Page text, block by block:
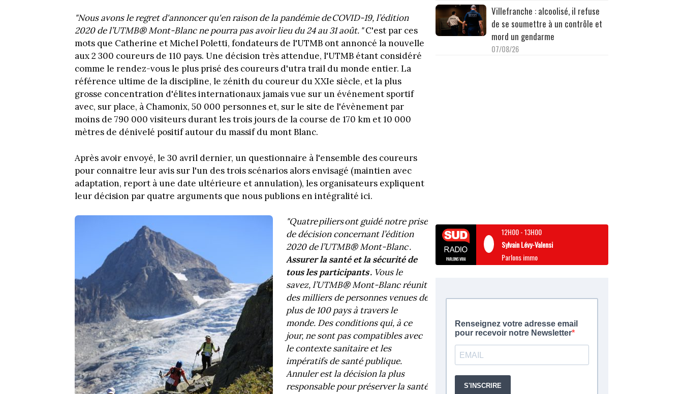
"Nous avons le regret d'annoncer qu'en raison de la pandémie de COVID-19, l’édition
2020 de l’UTMB® Mont-Blanc ne pourra pas avoir lieu du 24 au 31 août. "C'est par ces
mots que Catherine et Michel Poletti, fondateurs de l'UTMB ont annoncé la nouvelle
aux 2 300 coureurs de 110 pays. Une décision très attendue, l'UTMB étant considéré
comme le rendez-vous le plus prisé des coureurs d'utra trail du monde entier. La
référence ultime de la discipline, le zénith du coureur du XXIe siècle, et la plus
grosse concentration d'élites internationaux jamais vue sur un événement sportif
avec, sur place, à Chamonix, 50 000 personnes et, sur le site de l'évènement par
moins de 790 000 visiteurs durant les trois jours de la course de 170 km et 10 000
mètres de dénivelé positif autour du massif du mont Blanc.
Après avoir envoyé, le 30 avril dernier, un questionnaire à l'ensemble des coureurs
pour connaitre leur avis sur l'un des trois scénarios alors envisagé (maintien avec
adaptation, report à une date ultérieure et annulation), les organisateurs expliquent
leur décision par quatre arguments que nous publions en intégralité ici.
"Quatre piliers ont guidé notre prise
de décision concernant l’édition
2020 de l’UTMB® Mont-Blanc .
Assurer la santé et la sécurité de
tous les participants . Vous le
savez, l’UTMB® Mont-Blanc réunit
des milliers de personnes venues de
plus de 100 pays à travers le
monde. Des conditions qui, à ce
jour, ne sont pas compatibles avec
le contexte sanitaire et les
impératifs de santé publique.
Annuler est la décision la plus
responsable pour préserver la santé
Villefranche : alcoolisé, il refuse
de se soumettre à un contrôle et
mord un gendarme
07/08/26
12H00-13H00
Sylvain Lévy-Valensi
Parlons immo